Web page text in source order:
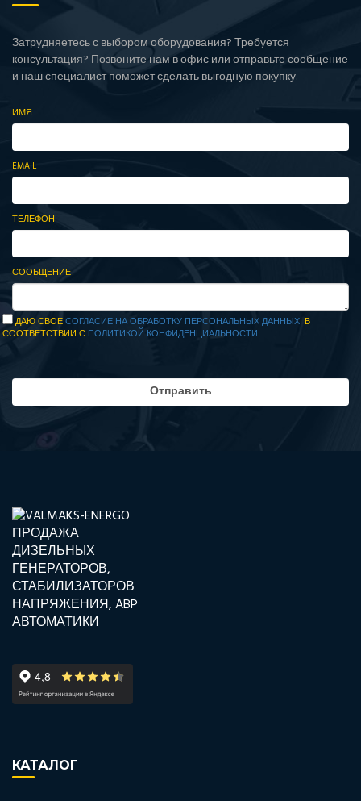
Затрудняетесь с выбором оборудования? Требуется
консультация? Позвоните нам в офис или отправьте сообщение
и наш специалист поможет сделать выгодную покупку.
ИМЯ
EMAIL
ТЕЛЕФОН
СООБЩЕНИЕ
ДАЮ СВОЕСОГЛАСИЕ НА ОБРАБОТКУ ПЕРСОНАЛЬНЫХ ДАННЫХ В
СООТВЕТСТВИИ С ПОЛИТИКОЙ КОНФИДЕНЦИАЛЬНОСТИ
КАТАЛОГ